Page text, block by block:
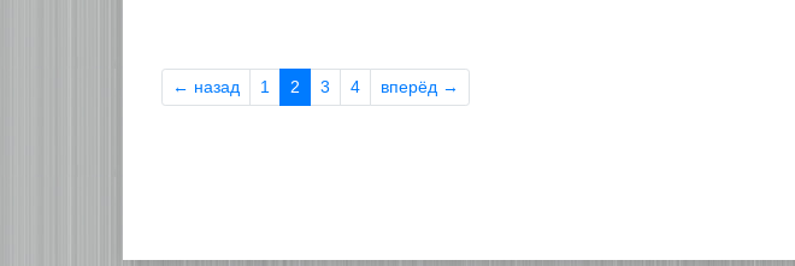
← назад 1 2 3 4 вперёд →